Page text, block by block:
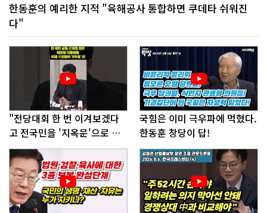
한동훈의 예리한 지적 "육해공사 통합하면 쿠데타 쉬워진
다"
"전당대회 한 번 이겨보겠다
고 전국민을 '지옥문'으로 밀
어!"
국힘은 이미 극우파에 먹혔다.
한동훈 창당이 답!